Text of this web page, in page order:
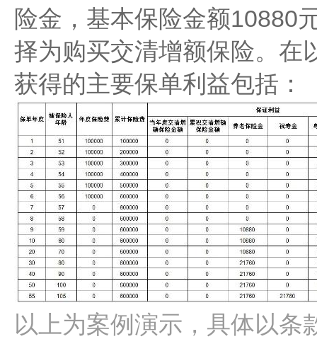
险金，基本保险金额10880
择为购买交清增额保险。在
获得的主要保单利益包括：
以上为案例演示，具体以条